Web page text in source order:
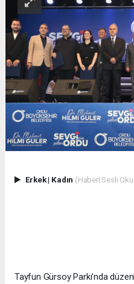
Erkek| Kadın (Haberi Sesli
Tayfun Gürsoy Parkı’nda